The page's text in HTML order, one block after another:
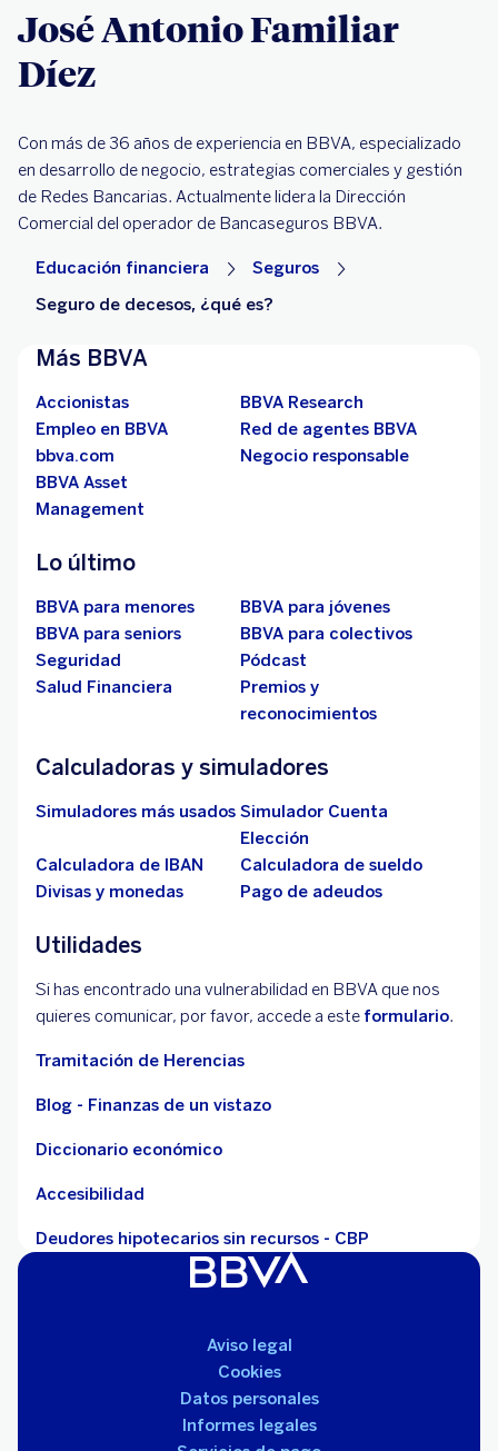
José Antonio Familiar
Díez
Con más de 36 años de experiencia en BBVA, especializado
en desarrollo de negocio, estrategias comerciales y gestión
de Redes Bancarias. Actualmente lidera la Dirección
Comercial del operador de Bancaseguros BBVA.
Educación financiera
Seguros
Seguro de decesos, ¿qué es?
Más BBVA
Accionistas
BBVA Research
Empleo en BBVA
Red de agentes BBVA
bbva.com
Negocio responsable
BBVA Asset
Management
Lo último
BBVA para menores
BBVA para jóvenes
BBVA para seniors
BBVA para colectivos
Seguridad
Pódcast
Salud Financiera
Premios y
reconocimientos
Calculadoras y simuladores
Simuladores más usados Simulador Cuenta
Elección
Calculadora de IBAN
Calculadora de sueldo
Divisas y monedas
Pago de adeudos
Utilidades
Si has encontrado una vulnerabilidad en BBVA que nos
quieres comunicar, por favor, accede a este formulario.
Tramitación de Herencias
Blog - Finanzas de un vistazo
Diccionario económico
Accesibilidad
Deudores hipotecarios sin recursos - CBP
Aviso legal
Cookies
Datos personales
Informes legales